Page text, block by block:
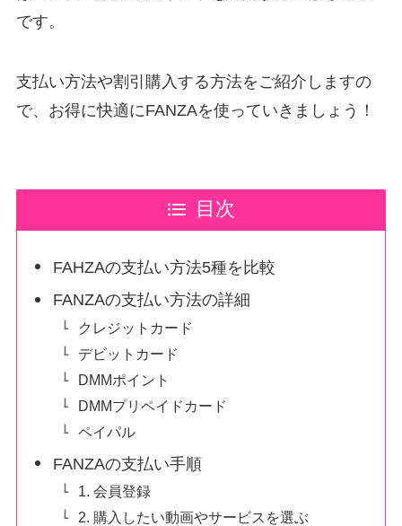
です。
支払い方法や割引購入する方法をご紹介しますの
で、お得に快適にFANZAを使っていきましょう！
目次
FAHZAの支払い方法5種を比較
FANZAの支払い方法の詳細
クレジットカード
デビットカード
DMMポイント
DMMプリペイドカード
ペイパル
FANZAの支払い手順
1. 会員登録
2. 購入したい動画やサービスを選ぶ